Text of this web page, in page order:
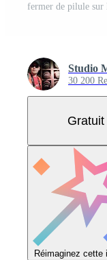
fermer de pilule sur
Studio
30 200
Réimaginez cette